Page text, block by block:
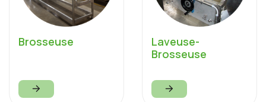
Brosseuse
Laveuse-
Brosseuse